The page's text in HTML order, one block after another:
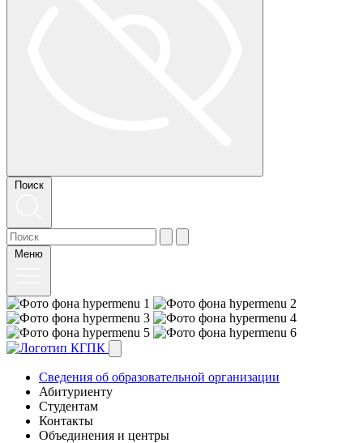
Поиск
Меню
Сведения об образовательной организации
Абитуриенту
Студентам
Контакты
Объединения и центры